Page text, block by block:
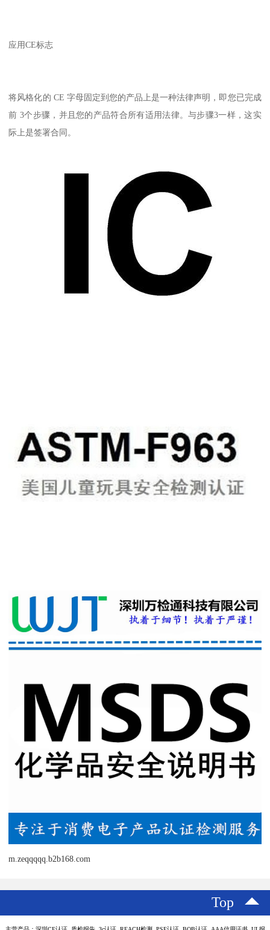
应用CE标志
将风格化的 CE 字母固定到您的产品上是一种法律声明，即您已完成
前 3个步骤，并且您的产品符合所有适用法律。与步骤3一样，这实
际上是签署合同。
m.zeqqqqq.b2b168.com
Top